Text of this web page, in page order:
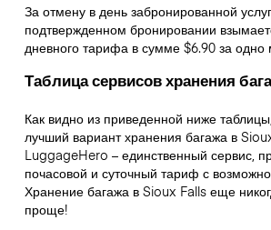
За отмену в день забронированной
подтвержденном бронировании
дневного тарифа в сумме $6.90 за одно
Таблица сервисов хранения
Как видно из приведенной ниже
лучший вариант хранения багажа в
LuggageHero – единственный сервис,
почасовой и суточный тариф с
Хранение багажа в Sioux Fallsеще
проще!